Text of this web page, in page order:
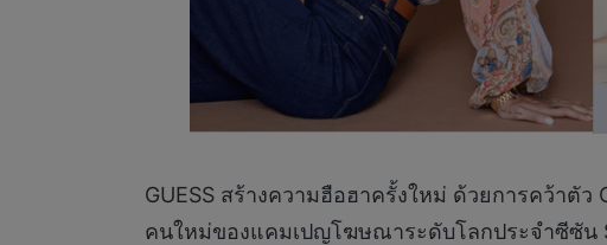
GUESS สร้างความฮือฮาครั้งใหม่ ด้วยการคว้าตั
คนใหม่ของแคมเปญโฆษณาระดับโลกประจำซีซัน